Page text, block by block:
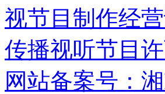
视节目制作经
传播视听节目
网站备案号：